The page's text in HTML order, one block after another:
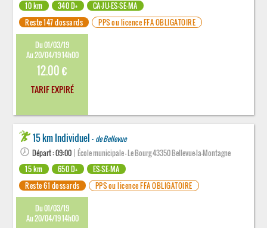
10 km
340 D+
CA-JU-ES-SE-MA
Reste 147 dossards
PPS ou licence FFA OBLIGATOIRE
Du 01/03/19
Au 20/04/19 14h00
12.00 €
TARIF EXPIRÉ
15 km Individuel - de Bellevue
Départ : 09:00 | École municipale - Le Bourg 43350 Bellevue-la-Montagne
15 km
650 D+
ES-SE-MA
Reste 61 dossards
PPS ou licence FFA OBLIGATOIRE
Du 01/03/19
Au 20/04/19 14h00